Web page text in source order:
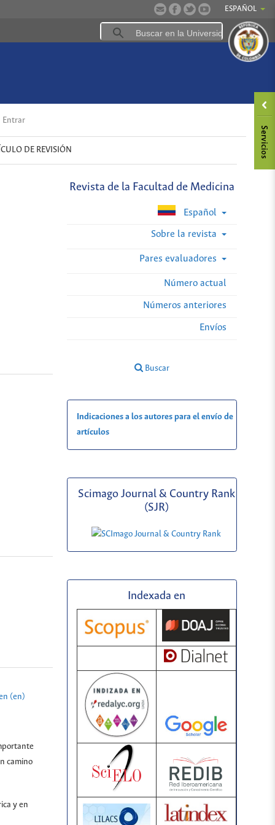
ESPAÑOL
Entrar
DE REVISIÓN
Revista de la Facultad de Medicina
Español
Sobre la revista
Pares evaluadores
Número actual
Números anteriores
Envíos
Buscar
(en)
camino
y en
Indicaciones a los autores para el envío de
artículos
Scimago Journal & Country Rank
(SJR)
Indexada en